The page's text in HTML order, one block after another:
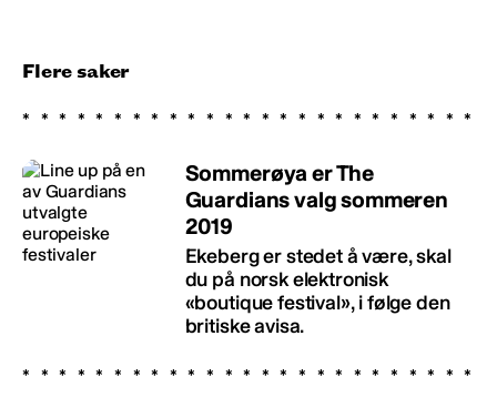
Flere saker
Sommerøya er The
Guardians valg sommeren
2019
Ekeberg er stedet å være, skal
du på norsk elektronisk
«boutique festival», i følge den
britiske avisa.